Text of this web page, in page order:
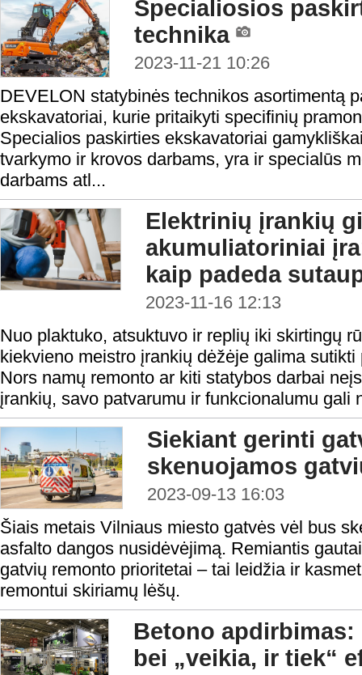
Specialiosios
technika
2023-11-21 10:26
DEVELON statybinės technikos asortimentą
ekskavatoriai, kurie pritaikyti specifinių
Specialios paskirties ekskavatoriai
tvarkymo ir krovos darbams, yra ir specialūs
darbams atl...
Elektrinių įrankių
akumuliatoriniai
kaip padeda
2023-11-16 12:13
Nuo plaktuko, atsuktuvo ir replių iki skirtingų
kiekvieno meistro įrankių dėžėje galima
Nors namų remonto ar kiti statybos darbai
įrankių, savo patvarumu ir funkcionalumu gali
Siekiant gerinti
skenuojamos
2023-09-13 16:03
Šiais metais Vilniaus miesto gatvės vėl bus
asfalto dangos nusidėvėjimą. Remiantis
gatvių remonto prioritetai – tai leidžia ir
remontui skiriamų lėšų.
Betono apdirbimas:
bei „veikia, ir tiek“